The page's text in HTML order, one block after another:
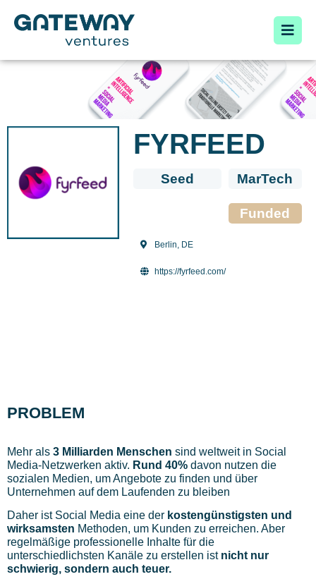
FYRFEED
Seed MarTech
Funded
Berlin, DE
https://fyrfeed.com/
PROBLEM
Mehr als 3 Milliarden Menschen sind weltweit in Social
Media-Netzwerken aktiv. Rund 40% davon nutzen die
sozialen Medien, um Angebote zu finden und über
Unternehmen auf dem Laufenden zu bleiben
Daher ist Social Media eine der kostengünstigsten und
wirksamsten Methoden, um Kunden zu erreichen. Aber
regelmäßige professionelle Inhalte für die
unterschiedlichsten Kanäle zu erstellen ist nicht nur
schwierig, sondern auch teuer.